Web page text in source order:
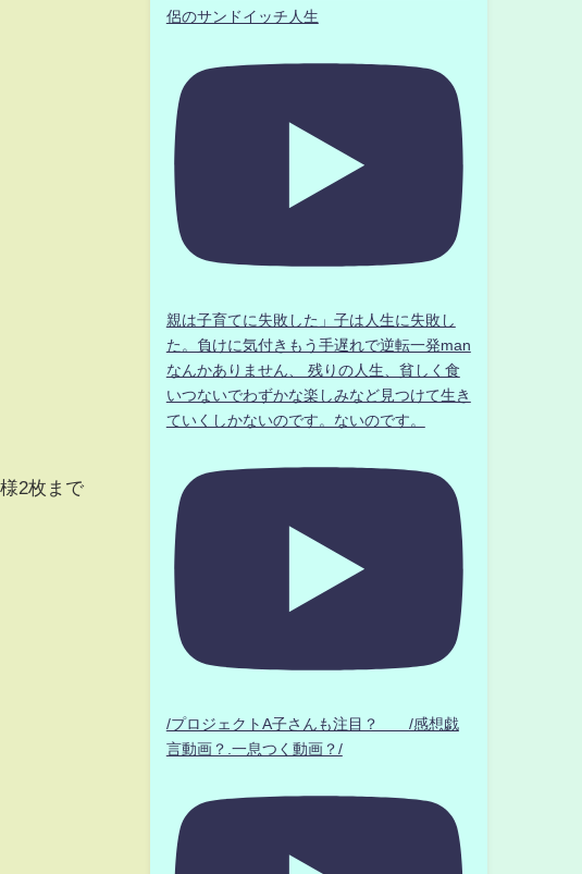
2枚まで
侶のサンドイッチ人生
親は子育てに失敗した」子は人生に失敗し
た。負けに気付きもう手遅れで逆転一発man
なんかありません、 残りの人生、貧しく食
いつないでわずかな楽しみなど見つけて生き
ていくしかないのです。ないのです。
/プロジェクトA子さんも注目？ /感想戯
言動画？.一息つく動画？/